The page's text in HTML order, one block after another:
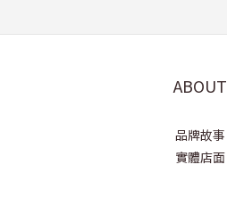
ABOUT
品牌故事
實體店面